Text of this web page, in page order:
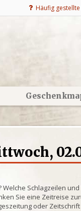
Häufig gestellte
Welche Schlagzeilen
Sie eine Zeitreise
oder Zeitschrift